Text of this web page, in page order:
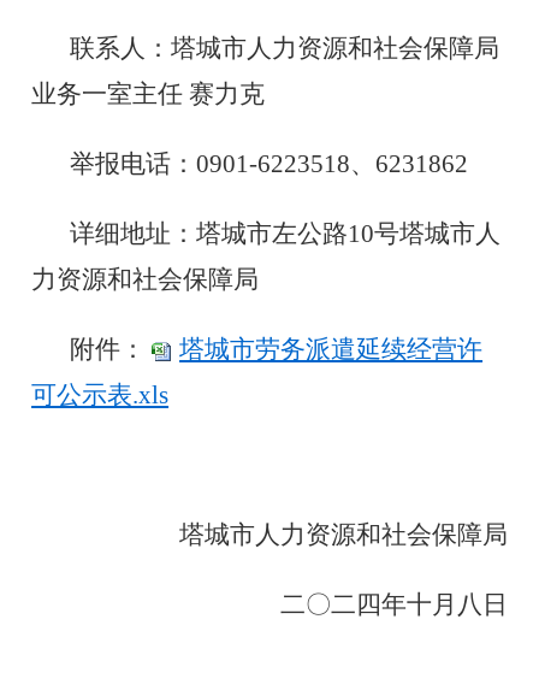
联系人：塔城市人力资源和社会保障局
业务一室主任 赛力克
举报电话：0901-6223518、 6231862
详细地址：塔城市左公路10号塔城市人
力资源和社会保障局
附件：
塔城市劳务派遣延续经营许
可公示表.xls
塔城市人力资源和社会保障局
二〇二四年十月 八 日